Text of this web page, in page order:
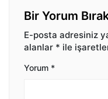
Bir Yorum
E-posta adresiniz
alanlar * ile
Yorum *